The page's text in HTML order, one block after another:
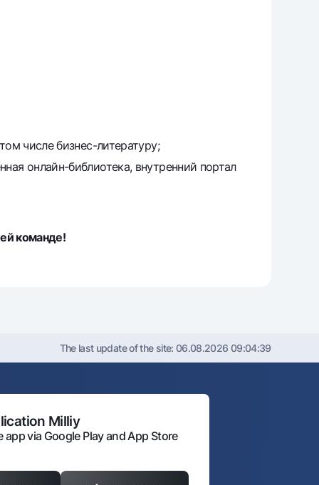
числе бизнес-литературу;
онлайн-библиотека, внутренний портал
команде!
The last update of the site: 06.08.2026 09:04:39
Milliy
via Google Play and App Store